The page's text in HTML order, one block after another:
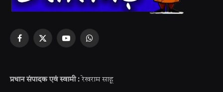
Facebook
X
YouTubeWhatsApp
प्रधान संपादक एवं स्वामी : रेखराम साहू